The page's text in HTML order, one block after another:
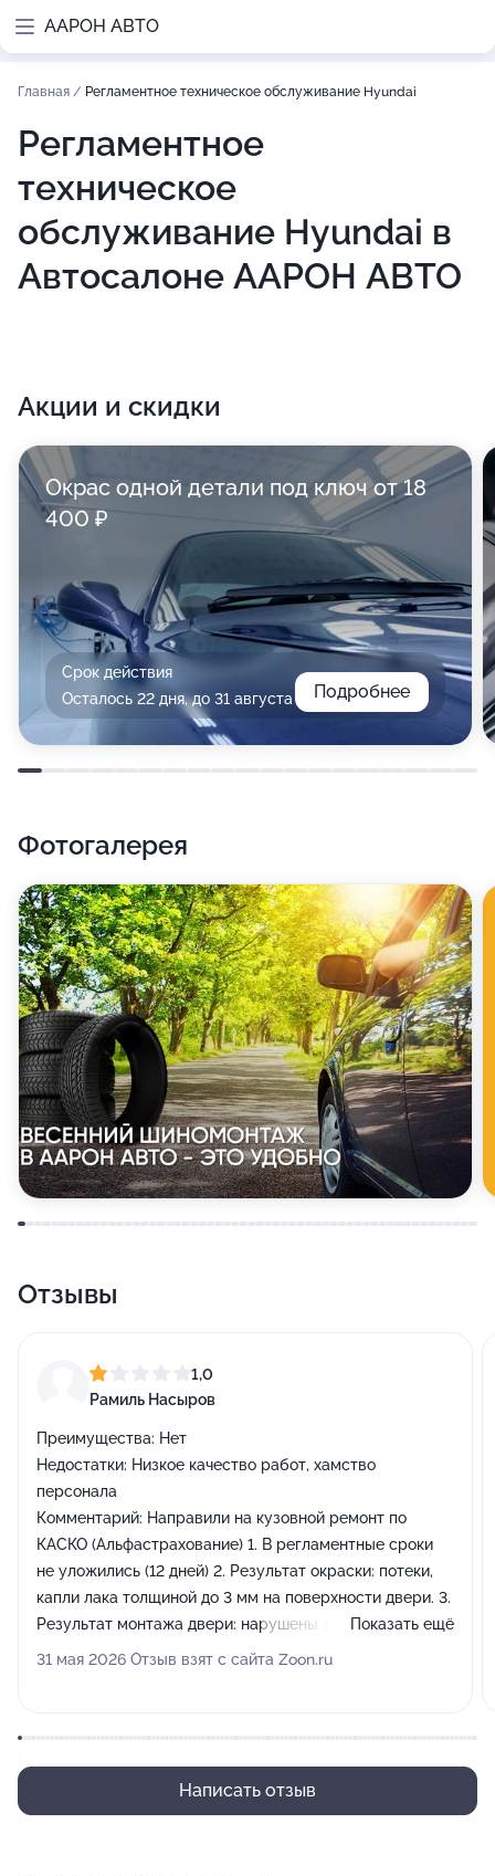
ААРОН АВТО
Главная / Регламентное техническое обслуживание Hyundai
Регламентное
техническое
обслуживание Hyundai в
Автосалоне ААРОН АВТО
Акции и скидки
Окрас одной детали под ключ от 18
400 ₽
Срок действия
Осталось 22 дня, до 31 августа
Подробнее
Фотогалерея
Отзывы
1,0
Рамиль Насыров
Преимущества: Нет
Недостатки: Низкое качество работ, хамство
персонала
Комментарий: Направили на кузовной ремонт по
КАСКО (Альфастрахование) 1. В регламентные сроки
не уложились (12 дней) 2. Результат окраски: потеки,
капли лака толщиной до 3 мм на поверхности двери. 3.
Результат монтажа двери: нарушены зазоры,
неплотное прилегание двери (на 3мм). Нарушен
Пытались отдать автомобиль с недостатками,
Показать ещё
31 мая 2026 Отзыв взят с сайта Zoon.ru
Написать отзыв